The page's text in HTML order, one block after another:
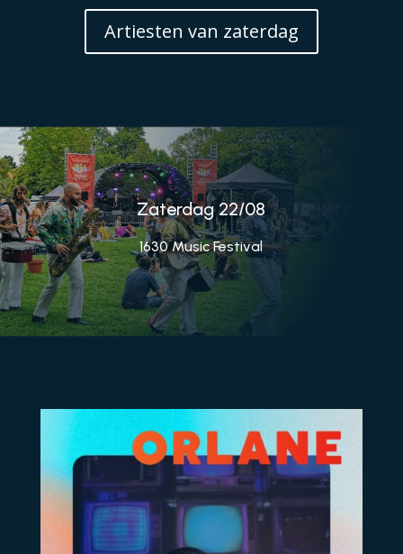
Artiesten van zaterdag
Zaterdag 22/08
1630 Music Festival